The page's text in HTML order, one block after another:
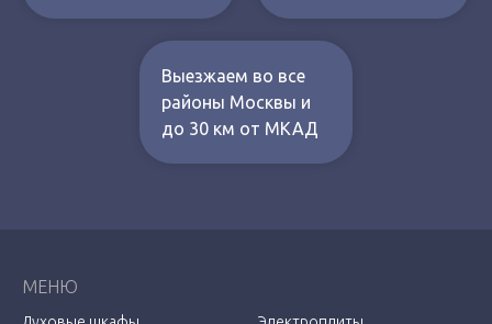
Выезжаем во все
районы Москвы и
до 30 км от МКАД
МЕНЮ